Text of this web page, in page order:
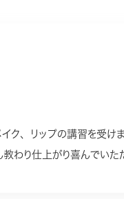
ク、リップの講習を受けま
わり仕上がり喜んでいた